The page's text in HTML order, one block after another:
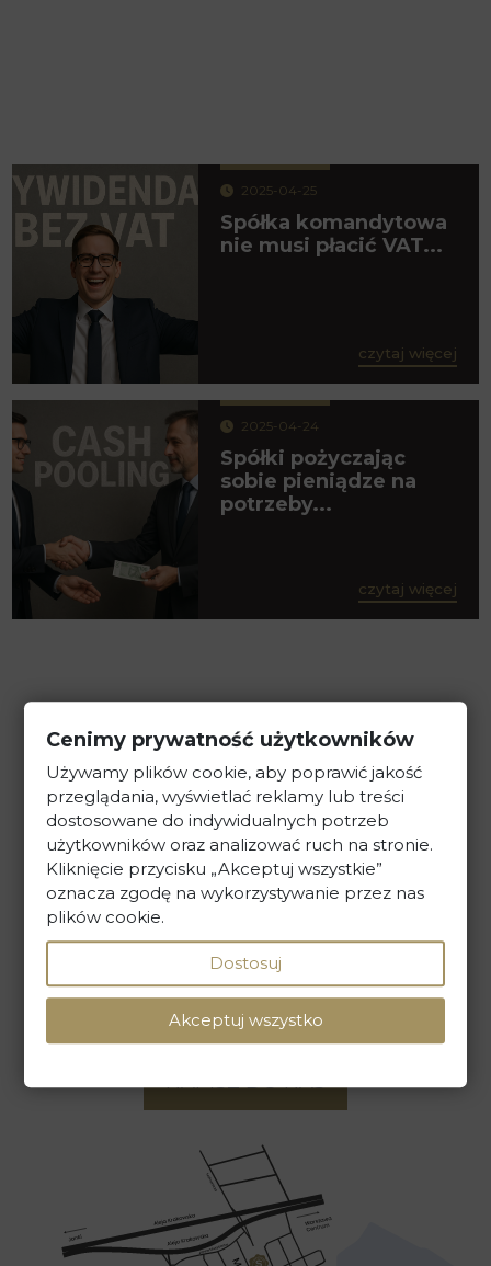
2025-04-25
Spółka komandytowa
nie musi płacić VAT...
czytaj więcej
2025-04-24
Spółki pożyczając
sobie pieniądze na
potrzeby...
czytaj więcej
Kancelaria Prawna Skarbiec
ul. Maciejki 13, 02-181 Warszawa
tel. +48 22 586 40 00
sekretariat@kancelaria-skarbiec.pl
NAPISZ DO NAS
Cenimy prywatność użytkowników
Używamy plików cookie, aby poprawić jakość
przeglądania, wyświetlać reklamy lub treści
dostosowane do indywidualnych potrzeb
użytkowników oraz analizować ruch na stronie.
Kliknięcie przycisku „Akceptuj wszystkie”
oznacza zgodę na wykorzystywanie przez nas
plików cookie.
Dostosuj
Akceptuj wszystko